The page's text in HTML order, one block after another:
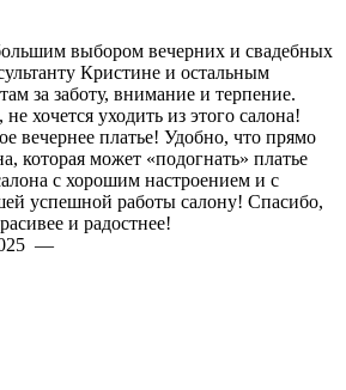
выбором вечерних и свадебных
Кристине и остальным
за заботу, внимание и терпение.
хочется уходить из этого салона!
вечернее платье! Удобно, что прямо
которая может «подогнать» платье
с хорошим настроением и с
успешной работы салону! Спасибо,
и радостнее!
—